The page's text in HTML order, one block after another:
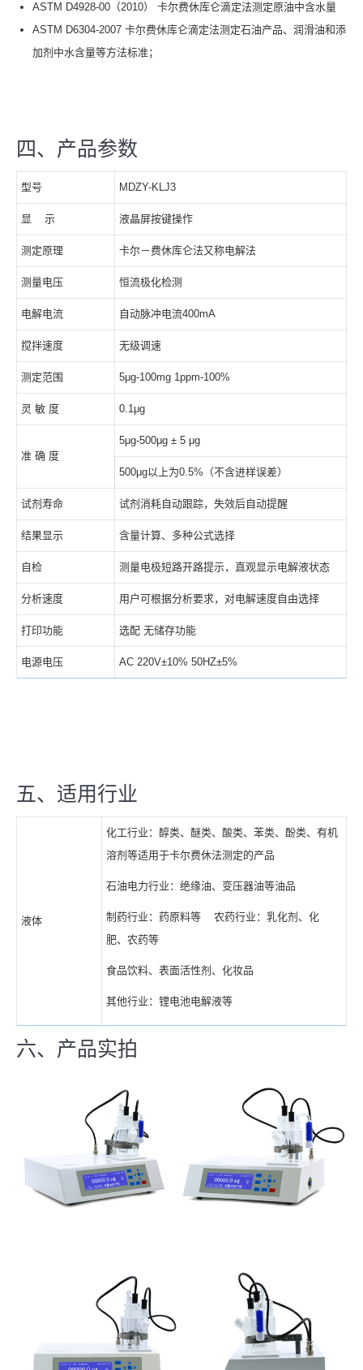
ASTM D4928-00（2010） 卡尔费休库仑滴定法测定原油中含水量
ASTM D6304-2007 卡尔费休库仑滴定法测定石油产品、润滑油和添
加剂中水含量等方法标准；
四、产品参数
型号 MDZY-KLJ3
显 示 液晶屏按键操作
测定原理 卡尔－费休库仑法又称电解法
测量电压 恒流极化检测
电解电流 自动脉冲电流400mA
搅拌速度 无级调速
测定范围 5μg-100mg 1ppm-100%
灵 敏 度 0.1μg
准 确 度
5μg-500μg ± 5 μg
500μg以上为0.5%（不含进样误差）
试剂寿命 试剂消耗自动跟踪，失效后自动提醒
结果显示 含量计算、多种公式选择
自检 测量电极短路开路提示，直观显示电解液状态
分析速度 用户可根据分析要求，对电解速度自由选择
打印功能 选配 无储存功能
电源电压 AC 220V±10% 50HZ±5%
五、适用行业
液体
化工行业：醇类、醚类、酸类、苯类、酚类、有机
溶剂等适用于卡尔费休法测定的产品
石油电力行业：绝缘油、变压器油等油品
制药行业：药原料等 农药行业：乳化剂、化
肥、农药等
食品饮料、表面活性剂、化妆品
其他行业：锂电池电解液等
六、产品实拍